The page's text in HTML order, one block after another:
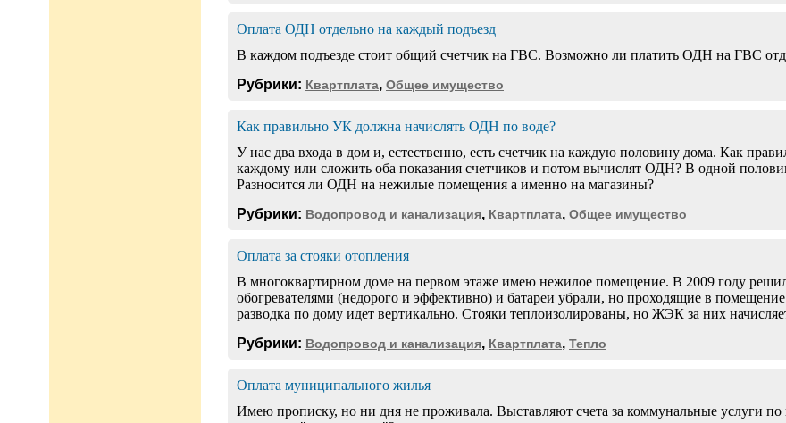
Оплата ОДН отдельно на каждый подъезд
В каждом подъезде стоит общий счетчик на ГВС. Возможно ли платить ОДН на ГВС
Рубрики: Квартплата, Общее имущество
Как правильно УК должна начислять ОДН по воде?
У нас два входа в дом и, естественно, есть счетчик на каждую половину дома. Как
каждому или сложить оба показания счетчиков и потом вычислят ОДН? В одной
Разносится ли ОДН на нежилые помещения а именно на магазины?
Рубрики: Водопровод и канализация, Квартплата, Общее имущество
Оплата за стояки отопления
В многоквартирном доме на первом этаже имею нежилое помещение. В 2009 году
обогревателями (недорого и эффективно) и батареи убрали, но проходящие в
разводка по дому идет вертикально. Стояки теплоизолированы, но ЖЭК за них
Рубрики: Водопровод и канализация, Квартплата, Тепло
Оплата муниципального жилья
Имею прописку, но ни дня не проживала. Выставляют счета за коммунальные услуги